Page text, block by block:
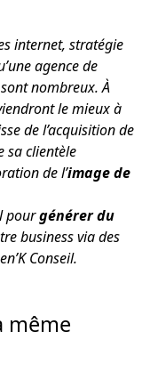
internet, stratégie
agence de
nombreux. À
le mieux à
de l’acquisition de
sa clientèle
de l’image de
pourgénérer du
business via des
Conseil.
même